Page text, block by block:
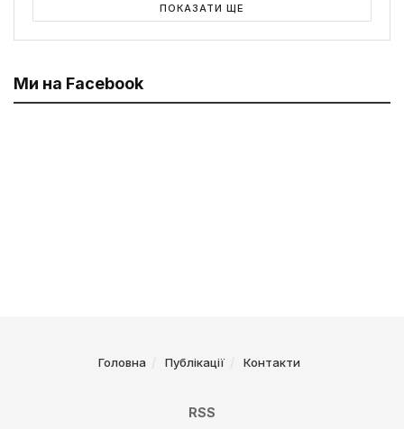
ПОКАЗАТИ ЩЕ
Ми на Facebook
Головна Публікації Контакти
RSS